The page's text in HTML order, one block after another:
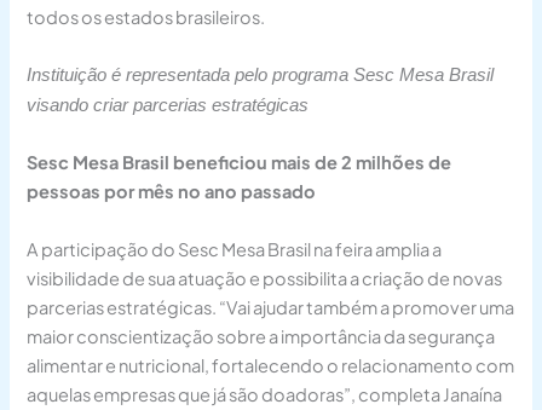
todos os estados brasileiros.
Instituição é representada pelo programa Sesc Mesa Brasil
visando criar parcerias estratégicas
Sesc Mesa Brasil beneficiou mais de 2 milhões de
pessoas por mês no ano passado
A participação do Sesc Mesa Brasil na feira amplia a
visibilidade de sua atuação e possibilita a criação de novas
parcerias estratégicas. “Vai ajudar também a promover uma
maior conscientização sobre a importância da segurança
alimentar e nutricional, fortalecendo o relacionamento com
aquelas empresas que já são doadoras”, completa Janaína